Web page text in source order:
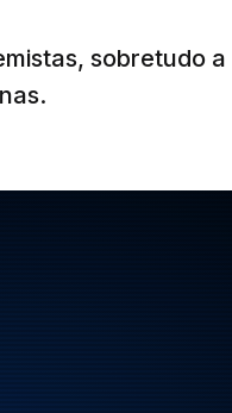
sobretudo a